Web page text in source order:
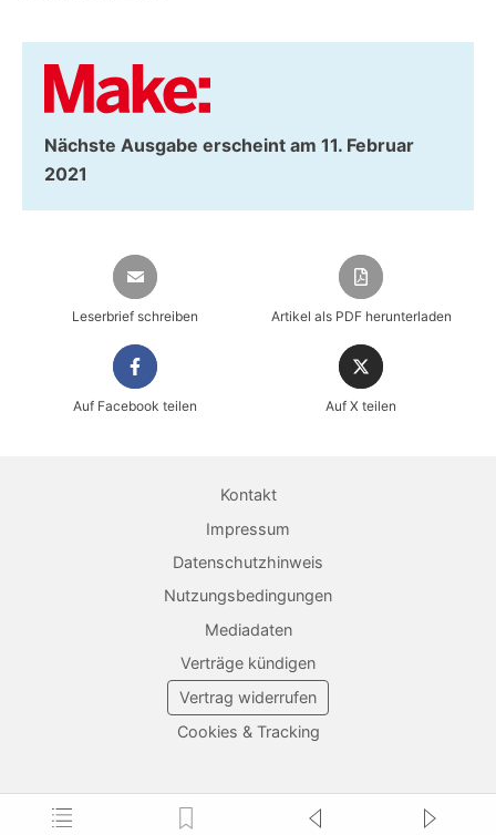
Nächste Ausgabe erscheint am 11. Februar
2021
Leserbrief schreiben Artikel als PDF herunterladen
Auf Facebook teilen Auf X teilen
Kontakt
Impressum
Datenschutzhinweis
Nutzungsbedingungen
Mediadaten
Verträge kündigen
Vertrag widerrufen
Cookies & Tracking